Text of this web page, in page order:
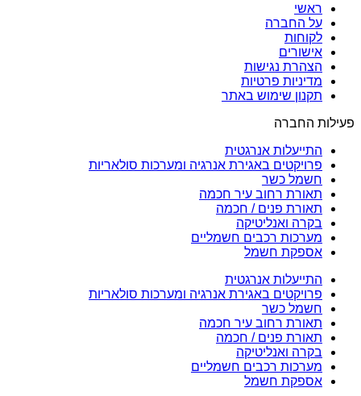
ראשי
על החברה
לקוחות
אישורים
הצהרת נגישות
מדיניות פרטיות
תקנון שימוש באתר
פעילות החברה
התייעלות אנרגטית
פרויקטים באגירת אנרגיה ומערכות סולאריות
חשמל כשר
תאורת רחוב עיר חכמה
תאורת פנים / חכמה
בקרה ואנליטיקה
מערכות רכבים חשמליים
אספקת חשמל
התייעלות אנרגטית
פרויקטים באגירת אנרגיה ומערכות סולאריות
חשמל כשר
תאורת רחוב עיר חכמה
תאורת פנים / חכמה
בקרה ואנליטיקה
מערכות רכבים חשמליים
אספקת חשמל